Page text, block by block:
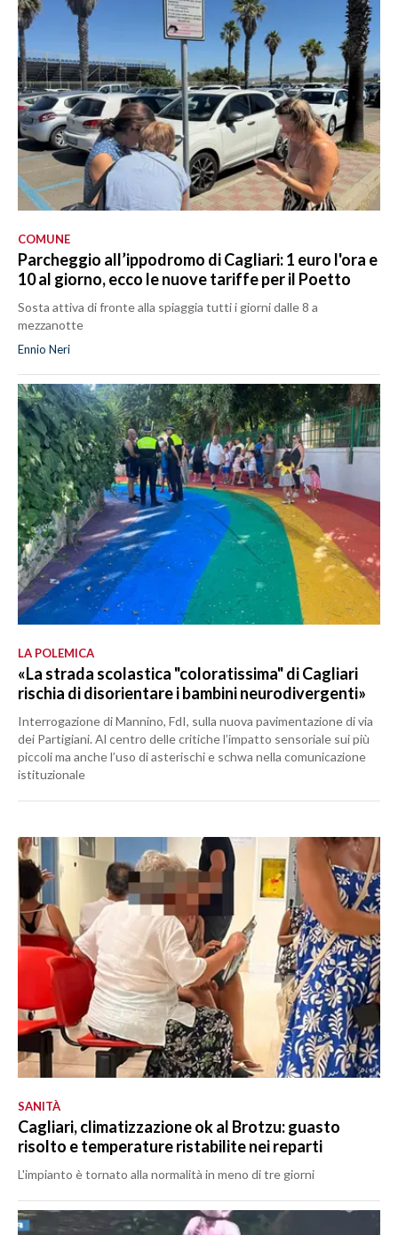
COMUNE
Parcheggio all’ippodromo di Cagliari: 1 euro l'ora e
10 al giorno, ecco le nuove tariffe per il Poetto
Sosta attiva di fronte alla spiaggia tutti i giorni dalle 8 a
mezzanotte
Ennio Neri
LA POLEMICA
«La strada scolastica "coloratissima" di Cagliari
rischia di disorientare i bambini neurodivergenti»
Interrogazione di Mannino, FdI, sulla nuova pavimentazione di via
dei Partigiani. Al centro delle critiche l’impatto sensoriale sui più
piccoli ma anche l’uso di asterischi e schwa nella comunicazione
istituzionale
SANITÀ
Cagliari, climatizzazione ok al Brotzu: guasto
risolto e temperature ristabilite nei reparti
L'impianto è tornato alla normalità in meno di tre giorni